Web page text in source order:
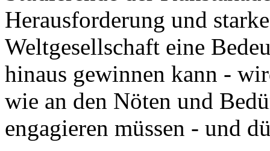
Herausforderung und
Weltgesellschaft eine
hinaus gewinnen kann -
wie an den Nöten und
engagieren müssen - und